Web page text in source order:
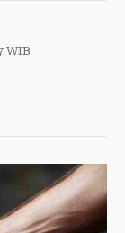
WIB